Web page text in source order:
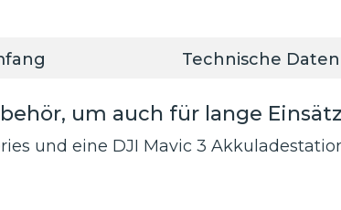
Technische Daten
um auch für lange
und eine DJI Mavic 3